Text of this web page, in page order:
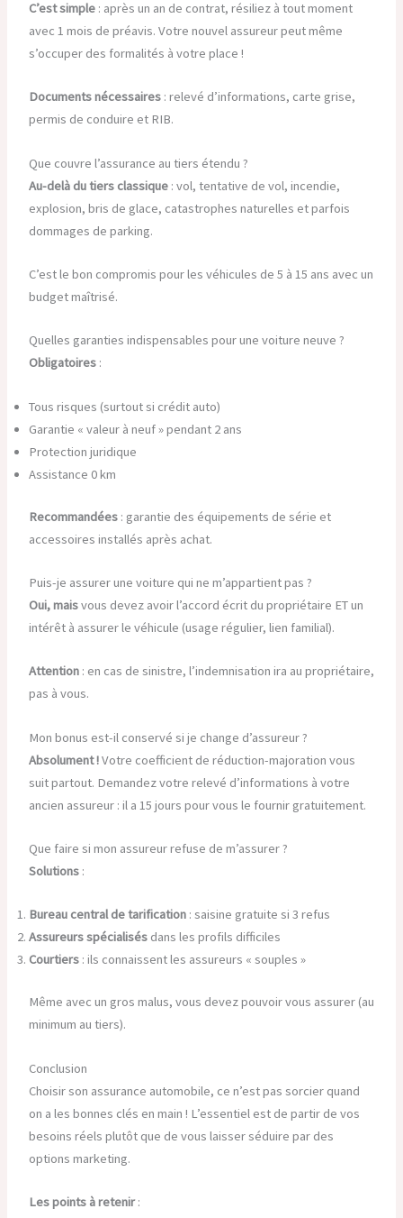
C’est simple: après un an de contrat, résiliez à tout moment
avec 1 mois de préavis. Votre nouvel assureur peut même
s’occuper des formalités à votre place !
Documents nécessaires: relevé d’informations, carte grise,
permis de conduire et RIB.
Que couvre l’assurance au tiers étendu ?
Au-delà du tiers classique: vol, tentative de vol, incendie,
explosion, bris de glace, catastrophes naturelles et parfois
dommages de parking.
C’est le bon compromis pour les véhicules de 5 à 15 ans avec un
budget maîtrisé.
Quelles garanties indispensables pour une voiture neuve ?
Obligatoires:
Tous risques (surtout si crédit auto)
Garantie « valeur à neuf » pendant 2 ans
Protection juridique
Assistance 0 km
Recommandées: garantie des équipements de série et
accessoires installés après achat.
Puis-je assurer une voiture qui ne m’appartient pas ?
Oui, maisvous devez avoir l’accord écrit du propriétaire ET un
intérêt à assurer le véhicule (usage régulier, lien familial).
Attention: en cas de sinistre, l’indemnisation ira au propriétaire,
pas à vous.
Mon bonus est-il conservé si je change d’assureur ?
Absolument !Votre coefficient de réduction-majoration vous
suit partout. Demandez votre relevé d’informations à votre
ancien assureur : il a 15 jours pour vous le fournir gratuitement.
Que faire si mon assureur refuse de m’assurer ?
Solutions:
Bureau central de tarification: saisine gratuite si 3 refus
Assureurs spécialisésdans les profils difficiles
Courtiers: ils connaissent les assureurs « souples »
Même avec un gros malus, vous devez pouvoir vous assurer (au
minimum au tiers).
Conclusion
Choisir son assurance automobile, ce n’est pas sorcier quand
on a les bonnes clés en main ! L’essentiel est de partir de vos
besoins réels plutôt que de vous laisser séduire par des
options marketing.
Les points à retenir: